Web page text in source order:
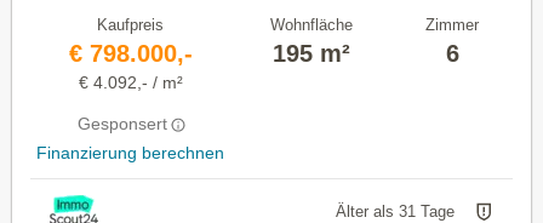
Kaufpreis
€ 798.000,-
€ 4.092,- / m²
Gesponsert
Finanzierung berechnen
Wohnfläche
195 m²
Zimmer
6
Älter als 31 Tage